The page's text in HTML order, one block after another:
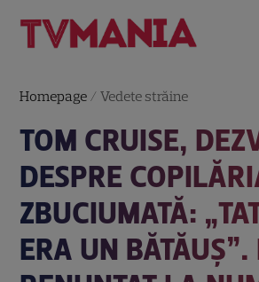
Homepage /Vedete străine
TOM CRUISE,
DESPRE
ZBUCIUMATĂ:
ERA UN BĂTĂUȘ”.